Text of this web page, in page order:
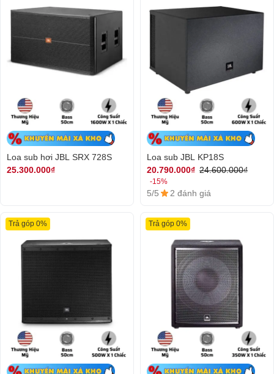
Loa sub hơi JBL SRX 728S
25.300.000₫
Loa sub JBL KP18S
20.790.000₫ 24.600.000₫
-15%
5/5 2 đánh giá
Trả góp 0% Trả góp 0%